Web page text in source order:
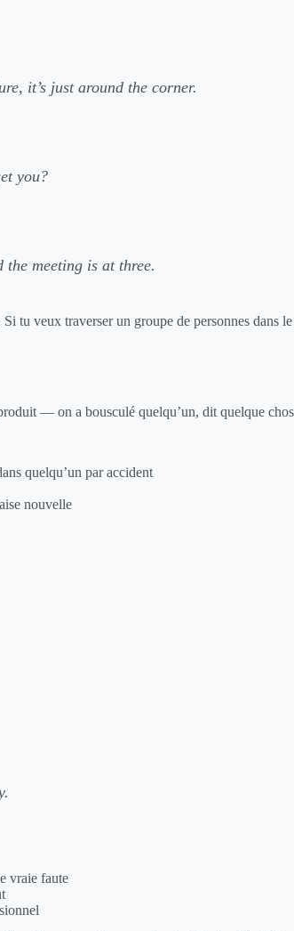
it’s just around the corner.
you?
meeting is at three.
tu veux traverser un groupe de personnes dans
— on a bousculé quelqu’un, dit quelque
quelqu’un par accident
nouvelle
vraie faute